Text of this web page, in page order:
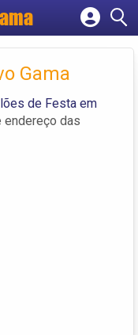
Gama
de Festa em
endereço das